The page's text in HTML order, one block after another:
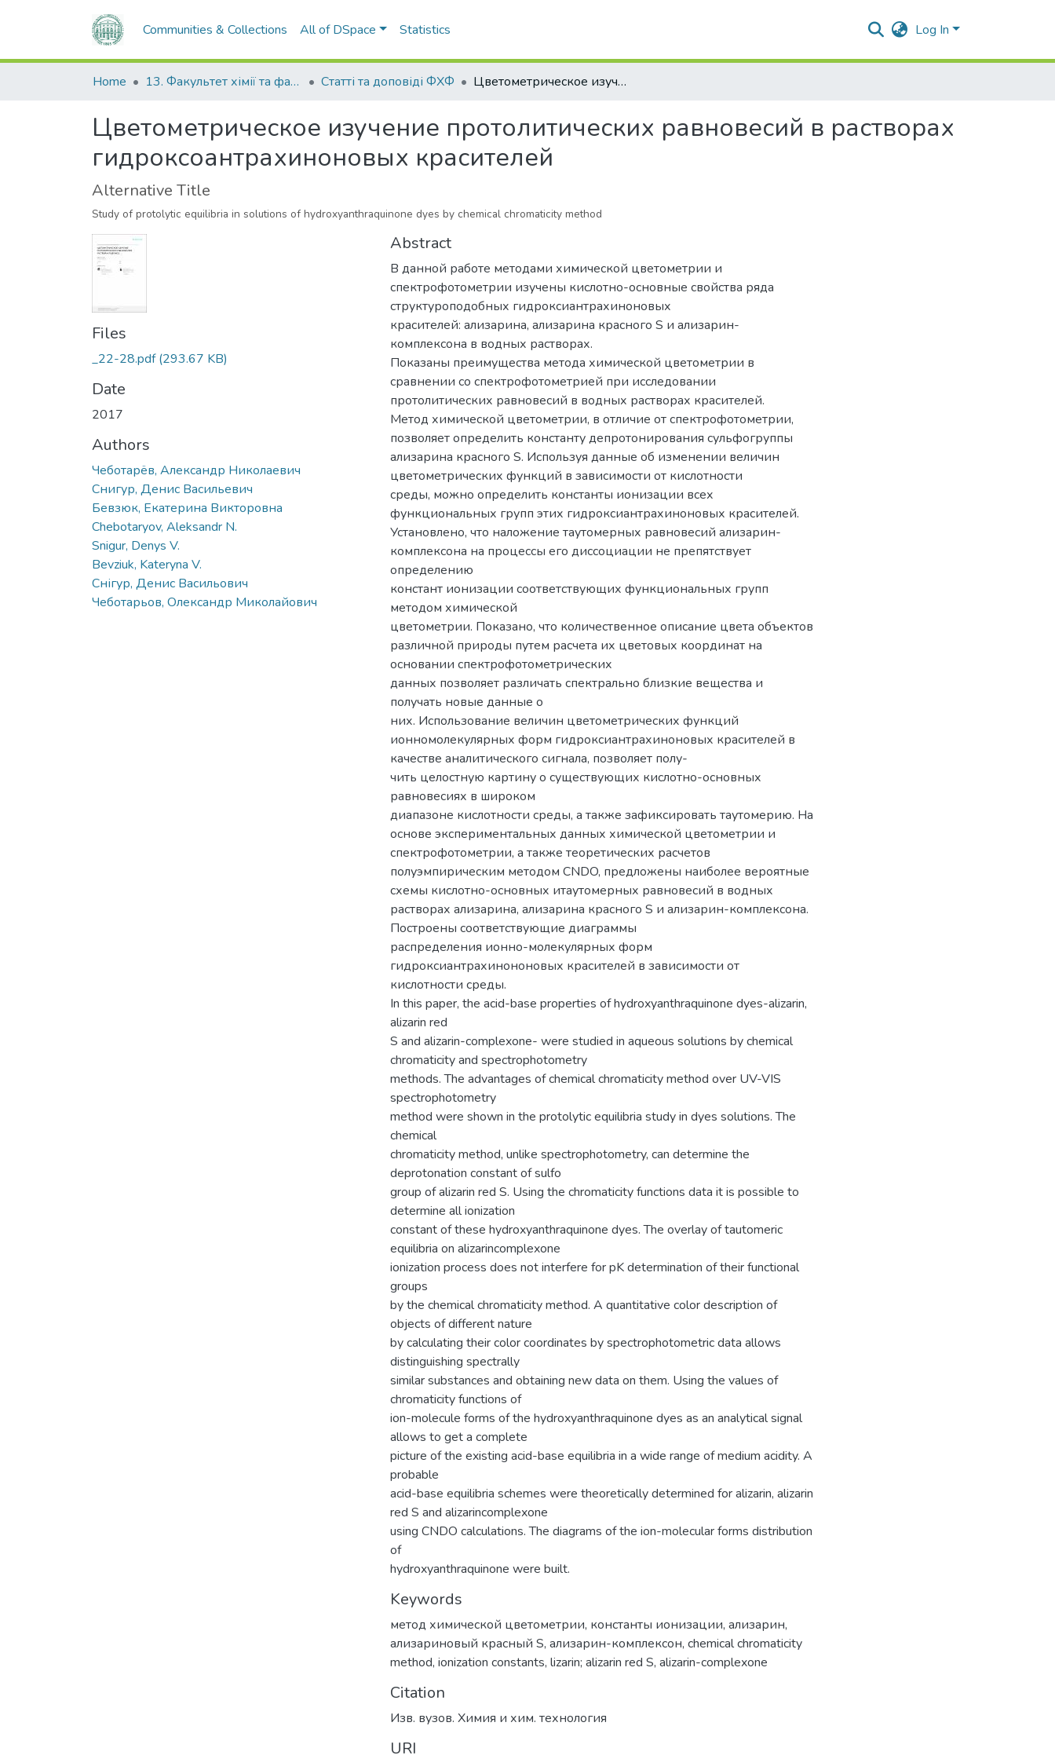
Communities & Collections All of DSpace Statistics Log In
Home 13. Факультет хімії та фармації Статті та доповіді ФХФ Цветометрическое изучение протолитических равновесий в растворах гидроксоантрахиноновых красителей
Цветометрическое изучение протолитических равновесий в растворах
гидроксоантрахиноновых красителей
Alternative Title
Study of protolytic equilibria in solutions of hydroxyanthraquinone dyes by chemical chromaticity method
Files
_22-28.pdf(293.67 KB)
Date
2017
Authors
Чеботарёв, Александр Николаевич
Снигур, Денис Васильевич
Бевзюк, Екатерина Викторовна
Chebotaryov, Aleksandr N.
Snigur, Denys V.
Bevziuk, Kateryna V.
Снігур, Денис Васильович
Чеботарьов, Олександр Миколайович
Abstract
В данной работе методами химической цветометрии и
спектрофотометрии изучены кислотно-основные свойства ряда
структуроподобных гидроксиантрахиноновых
красителей: ализарина, ализарина красного S и ализарин-
комплексона в водных растворах.
Показаны преимущества метода химической цветометрии в
сравнении со спектрофотометрией при исследовании
протолитических равновесий в водных растворах красителей.
Метод химической цветометрии, в отличие от спектрофотометрии,
позволяет определить константу депротонирования сульфогруппы
ализарина красного S. Используя данные об изменении величин
цветометрических функций в зависимости от кислотности
среды, можно определить константы ионизации всех
функциональных групп этих гидроксиантрахиноновых красителей.
Установлено, что наложение таутомерных равновесий ализарин-
комплексона на процессы его диссоциации не препятствует
определению
констант ионизации соответствующих функциональных групп
методом химической
цветометрии. Показано, что количественное описание цвета объектов
различной природы путем расчета их цветовых координат на
основании спектрофотометрических
данных позволяет различать спектрально близкие вещества и
получать новые данные о
них. Использование величин цветометрических функций
ионномолекулярных форм гидроксиантрахиноновых красителей в
качестве аналитического сигнала, позволяет полу-
чить целостную картину о существующих кислотно-основных
равновесиях в широком
диапазоне кислотности среды, а также зафиксировать таутомерию. На
основе экспериментальных данных химической цветометрии и
спектрофотометрии, а также теоретических расчетов
полуэмпирическим методом CNDO, предложены наиболее вероятные
схемы кислотно-основных итаутомерных равновесий в водных
растворах ализарина, ализарина красного S и ализарин-комплексона.
Построены соответствующие диаграммы
распределения ионно-молекулярных форм
гидроксиантрахинононовых красителей в зависимости от
кислотности среды.
In this paper, the acid-base properties of hydroxyanthraquinone dyes-alizarin,
alizarin red
S and alizarin-complexone- were studied in aqueous solutions by chemical
chromaticity and spectrophotometry
methods. The advantages of chemical chromaticity method over UV-VIS
spectrophotometry
method were shown in the protolytic equilibria study in dyes solutions. The
chemical
chromaticity method, unlike spectrophotometry, can determine the
deprotonation constant of sulfo
group of alizarin red S. Using the chromaticity functions data it is possible to
determine all ionization
constant of these hydroxyanthraquinone dyes. The overlay of tautomeric
equilibria on alizarincomplexone
ionization process does not interfere for pK determination of their functional
groups
by the chemical chromaticity method. A quantitative color description of
objects of different nature
by calculating their color coordinates by spectrophotometric data allows
distinguishing spectrally
similar substances and obtaining new data on them. Using the values of
chromaticity functions of
ion-molecule forms of the hydroxyanthraquinone dyes as an analytical signal
allows to get a complete
picture of the existing acid-base equilibria in a wide range of medium acidity. A
probable
acid-base equilibria schemes were theoretically determined for alizarin, alizarin
red S and alizarincomplexone
using CNDO calculations. The diagrams of the ion-molecular forms distribution
of
hydroxyanthraquinone were built.
Keywords
метод химической цветометрии, константы ионизации, ализарин,
ализариновый красный S, ализарин-комплексон, chemical chromaticity
method, ionization constants, lizarin; alizarin red S, alizarin-complexone
Citation
Изв. вузов. Химия и хим. технология
URI